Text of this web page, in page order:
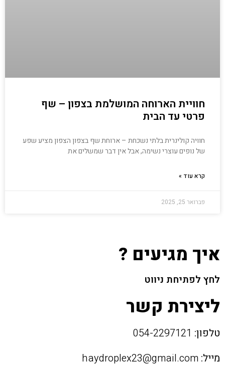
חוויית הארוחה המושלמת בצפון – שף
פרטי עד הבית
חוויה קולינרית בלתי נשכחת – ארוחת שף בצפון הצפון מציע שפע
של נופים עוצרי נשימה, אבל אין דבר שמשלים את
קרא עוד »
פברואר 25, 2025
איך מגיעים ?
לחץ לפתיחת ניווט
ליצירת קשר
טלפון:
מייל: haydroplex23@gmail.com